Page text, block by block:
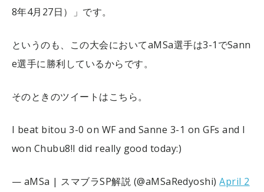
8年4月27日）」です。
というのも、この大会においてaMSa選手は3-1でSann
e選手に勝利しているからです。
そのときのツイートはこちら。
I beat bitou 3-0 on WF and Sanne 3-1 on GFs and I
won Chubu8!I did really good today:)
— aMSa | スマブラSP解説 (@aMSaRedyoshi)April 2